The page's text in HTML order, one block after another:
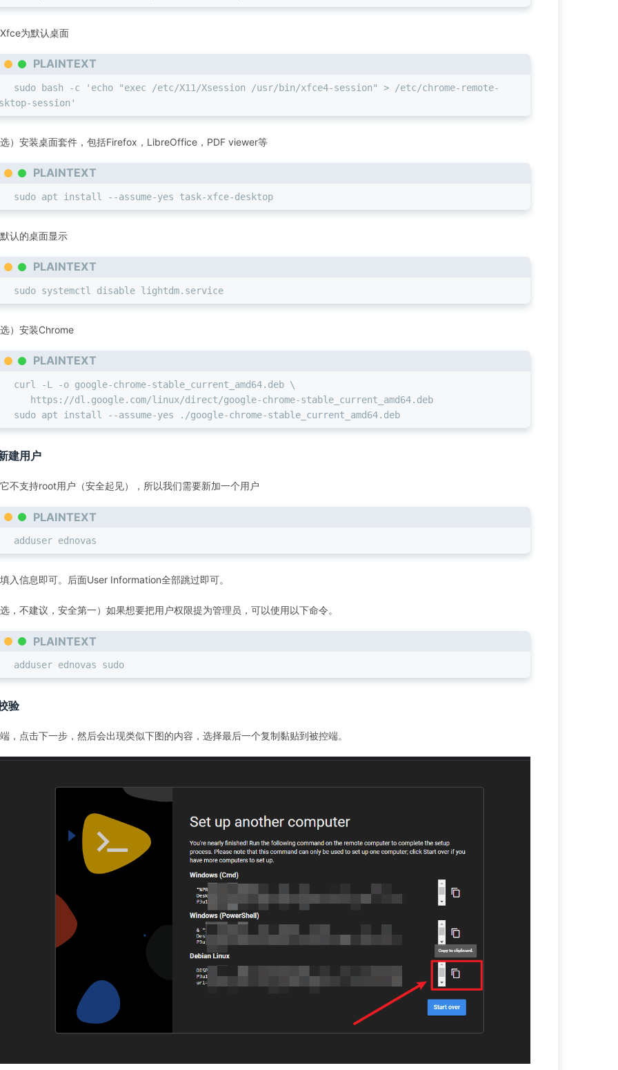
为默认桌面
PLAINTEXT
sudo bash -c 'echo "exec /etc/X11/Xsession /usr/bin/xfce4-session" > /etc/chrome-remote-
session'
）安装桌面套件，包括Firefox，LibreOffice，PDF viewer等
PLAINTEXT
sudo apt install --assume-yes task-xfce-desktop
认的桌面显示
PLAINTEXT
sudo systemctl disable lightdm.service
）安装Chrome
PLAINTEXT
curl -L -o google-chrome-stable_current_amd64.deb \
   https://dl.google.com/linux/direct/google-chrome-stable_current_amd64.deb
sudo apt install --assume-yes ./google-chrome-stable_current_amd64.deb
建用户
不支持root用户（安全起见），所以我们需要新加一个用户
PLAINTEXT
adduser ednovas
入信息即可。后面User Information全部跳过即可。
，不建议，安全第一）如果想要把用户权限提为管理员，可以使用以下命令。
PLAINTEXT
adduser ednovas sudo
验
，点击下一步，然后会出现类似下图的内容，选择最后一个复制黏贴到被控端。